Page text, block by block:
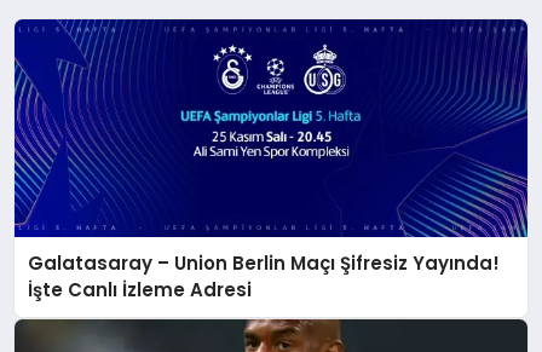
Galatasaray – Union Berlin Maçı Şifresiz Yayında!
İşte Canlı İzleme Adresi